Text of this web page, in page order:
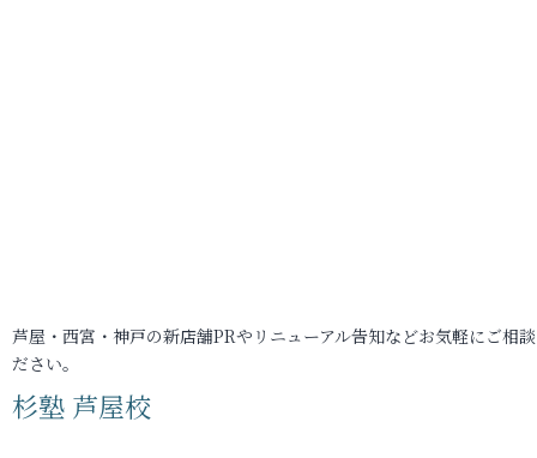
芦屋・西宮・神戸の新店舗PRやリニューアル告知などお気軽にご相
ださい。
杉塾 芦屋校